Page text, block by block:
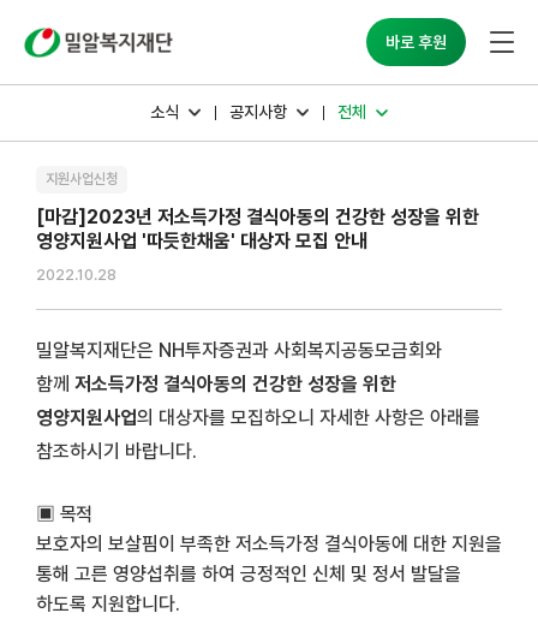
바로 후원
소식 공지사항 전체
지원사업신청
[마감]2023년 저소득가정 결식아동의 건강한 성장을 위한
영양지원사업 '따듯한채움' 대상자 모집 안내
2022.10.28
밀알복지재단은 NH투자증권과 사회복지공동모금회와
함께 저소득가정 결식아동의 건강한 성장을 위한
영양지원사업의 대상자를 모집하오니 자세한 사항은 아래를
참조하시기 바랍니다.
▣ 목적
보호자의 보살핌이 부족한 저소득가정 결식아동에 대한 지원을
통해 고른 영양섭취를 하여 긍정적인 신체 및 정서 발달을
하도록 지원합니다.